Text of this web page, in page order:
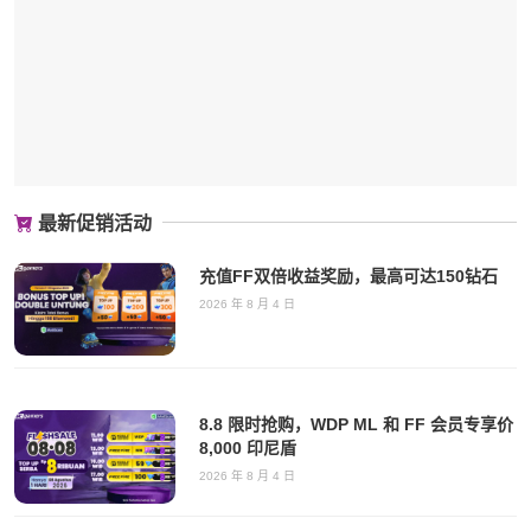
最新促销活动
充值FF双倍收益奖励，最高可达150钻石
2026 年 8 月 4 日
8.8 限时抢购，WDP ML 和 FF 会员专享价
8,000 印尼盾
2026 年 8 月 4 日